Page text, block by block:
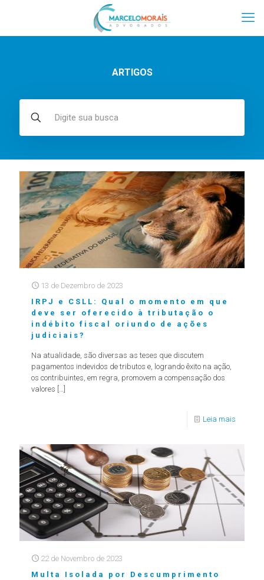
ARTIGOS
13 de Dezembro de 2023
IRPJ e CSLL: Qual o momento em que
deve ser oferecido à tributação o
indébito fiscal oriundo de ações
judiciais?
Na atualidade, são diversas as teses que discutem
pagamentos indevidos de tributos e, logrando êxito na ação,
os contribuintes, em regra, promovem a compensação dos
valores
Leia mais
22 de Novembro de 2023
Multa Isolada por Descumprimento